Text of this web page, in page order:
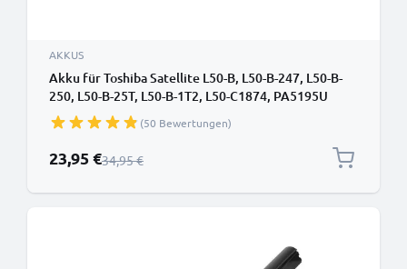
AKKUS
Akku für Toshiba Satellite L50-B, L50-B-247, L50-B-
250, L50-B-25T, L50-B-1T2, L50-C1874, PA5195U
Laptop - 2200mAh 14.4V(50 Bewertungen)
Sonderpreis
23,95 €Regulärer Preis
34,95 €